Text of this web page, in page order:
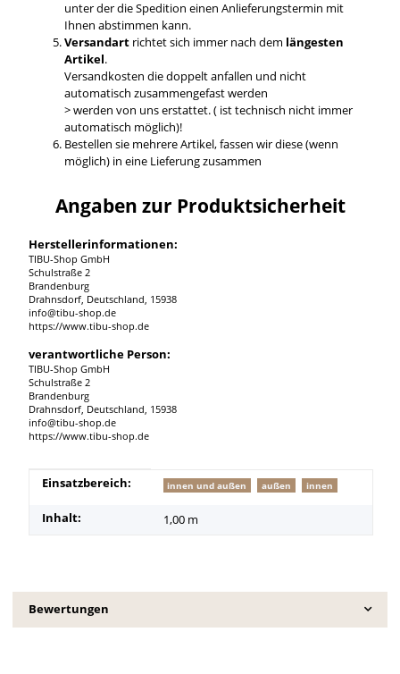
unter der die Spedition einen Anlieferungstermin mit
Ihnen abstimmen kann.
Versandartrichtet sich immer nach dem längesten
Artikel.
Versandkosten die doppelt anfallen und nicht
automatisch zusammengefast werden
> werden von uns erstattet. ( ist technisch nicht immer
automatisch möglich)!
Bestellen sie mehrere Artikel, fassen wir diese (wenn
möglich) in eine Lieferung zusammen
Angaben zur Produktsicherheit
Herstellerinformationen:
TIBU-Shop GmbH
Schulstraße 2
Brandenburg
Drahnsdorf, Deutschland, 15938
info@tibu-shop.de
https://www.tibu-shop.de
verantwortliche Person:
TIBU-Shop GmbH
Schulstraße 2
Brandenburg
Drahnsdorf, Deutschland, 15938
info@tibu-shop.de
https://www.tibu-shop.de
Produkteigenschaft
Wert
Einsatzbereich: innen und außen außen innen
Inhalt: 1,00 m
Bewertungen